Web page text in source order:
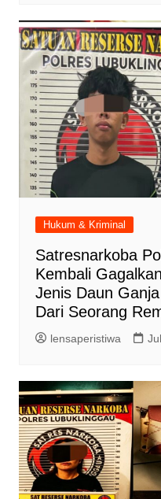
Hukum & Kriminal
Satresnarkoba
Kembali
Jenis Daun
Dari Seorang
lensaperistiwa